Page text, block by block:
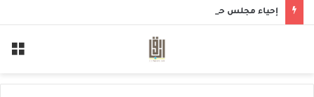
إحياء مجلس حسيني بمأتم الحاج أحمد منصور الخميس